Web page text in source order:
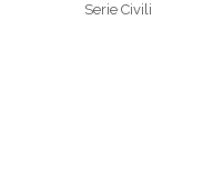
Serie Civili